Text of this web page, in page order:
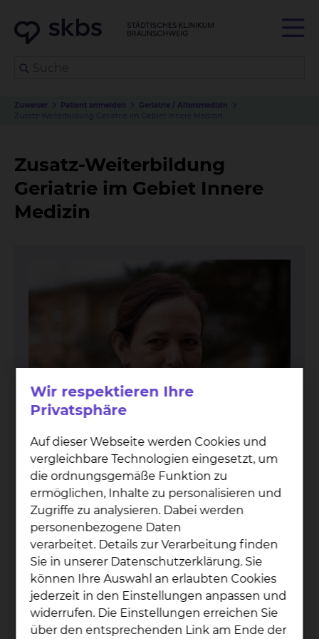
Zuweiser Patient anmelden
Geriatrie / Altersmedizin
Zusatz-Weiterbildung Geriatrie im Gebiet Innere Medizin
Zusatz-Weiterbildung
Geriatrie im Gebiet Innere
Medizin
Dot­tores­sa Ma­gis­tra­le in
Me­di­ci­na e Chir­ur­gia Sil­via
Va­rot­to
Celler Straße 38, 38114 Braunschweig
Wir respektieren Ihre
Privatsphäre
Auf dieser Webseite werden Cookies und
vergleichbare Technologien eingesetzt, um
die ordnungsgemäße Funktion zu
ermöglichen, Inhalte zu personalisieren und
Zugriffe zu analysieren. Dabei werden
personenbezogene Daten
verarbeitet. Details zur Verarbeitung finden
Sie in unserer Datenschutzerklärung. Sie
können Ihre Auswahl an erlaubten Cookies
jederzeit in den Einstellungen anpassen und
widerrufen. Die Einstellungen erreichen Sie
über den entsprechenden Link am Ende der